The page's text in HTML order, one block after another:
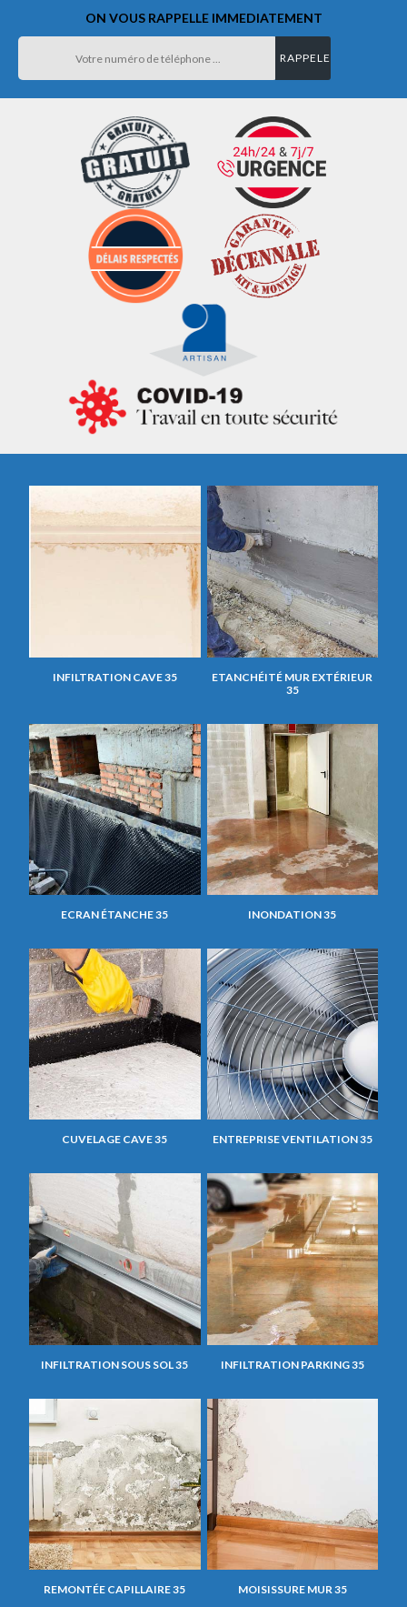
ON VOUS RAPPELLE IMMEDIATEMENT
INFILTRATION CAVE 35
ETANCHÉITÉ MUR EXTÉRIEUR
35
ECRAN ÉTANCHE 35 INONDATION 35
CUVELAGE CAVE 35 ENTREPRISE VENTILATION 35
INFILTRATION SOUS SOL 35 INFILTRATION PARKING 35
REMONTÉE CAPILLAIRE 35 MOISISSURE MUR 35